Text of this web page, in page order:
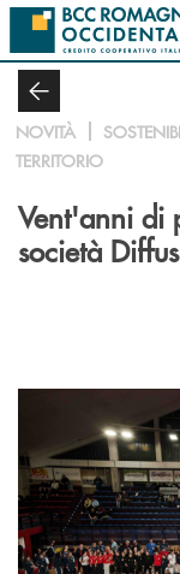
Salta al contenuto
NOVITÀ
TERRITORIO
Vent'anni di
società